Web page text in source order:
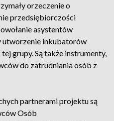
orzeczenie o
przedsiębiorczości
asystentów
utworzenie inkubatorów
grupy. Są także instrumenty,
do zatrudniania osób z
partnerami projektu są
Osób